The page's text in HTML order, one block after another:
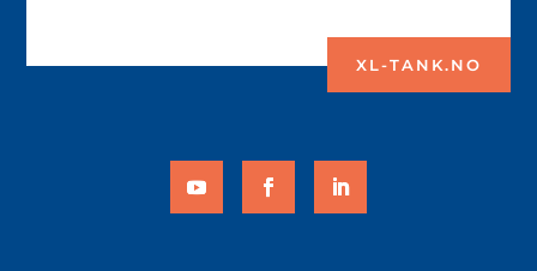
XL-TANK.NO